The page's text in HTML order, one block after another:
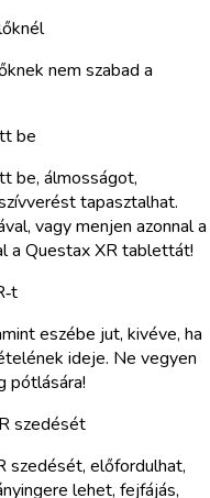
nem szabad a
be
be, álmosságot,
tapasztalhat.
vagy menjen azonnal a
a Questax XR tablettát!
eszébe jut, kivéve, ha
ideje. Ne vegyen
pótlására!
szedését
szedését, előfordulhat,
lehet, fejfájás,